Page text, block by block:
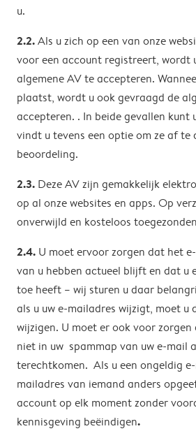
u.
2.2.Als u zich op een van onze
voor een account registreert, wordt
algemene AV te accepteren.
plaatst, wordt u ook gevraagd de
accepteren. . In beide gevallen kunt
vindt u tevens een optie om ze af te
beoordeling.
2.3. Deze AV zijn gemakkelijk
op al onze websites en apps. Op
onverwijld en kosteloos
2.4. U moet ervoor zorgen dat het
van u hebben actueel blijft en dat u
toe heeft – wij sturen u daar
als u uw e-mailadres wijzigt, moet u
wijzigen. U moet er ook voor zorgen
niet in uw spammap van uw e-mail
terechtkomen. Als u een ongeldig
mailadres van iemand anders
account op elk moment zonder
kennisgeving beëindigen.